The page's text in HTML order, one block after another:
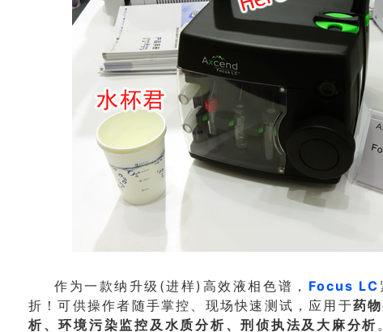
作为一款纳升级 (进样) 高效液相色谱， Focus LC
折！可供操作者随手掌控、现场快速测试，应用于药
析、环境污染监控及水质分析、刑侦执法及大麻分析